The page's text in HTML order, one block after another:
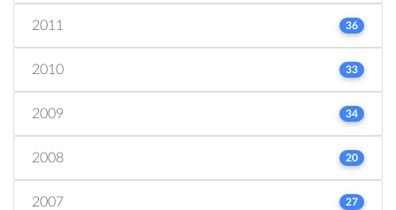
2011 36
2010 33
2009 34
2008 20
2007 27